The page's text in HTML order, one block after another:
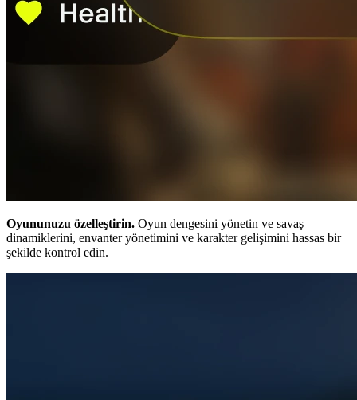
Oyununuzu özelleştirin. Oyun dengesini yönetin ve savaş
dinamiklerini, envanter yönetimini ve karakter gelişimini hassas bir
şekilde kontrol edin.